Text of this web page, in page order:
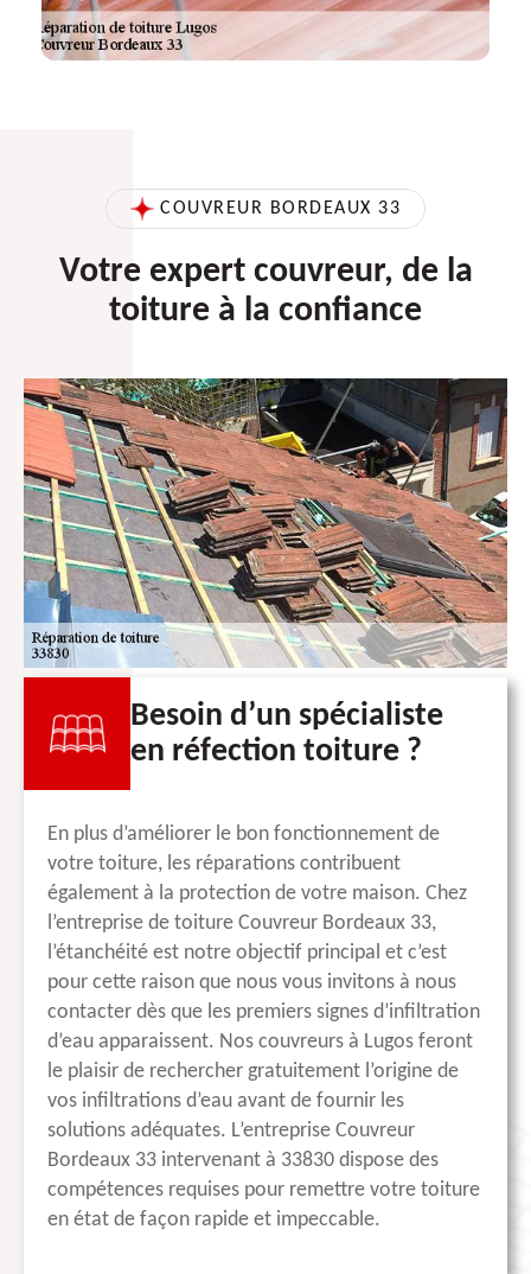
COUVREUR BORDEAUX 33
Votre expert couvreur, de la
toiture à la confiance
Besoin d’un spécialiste
en réfection toiture ?
En plus d’améliorer le bon fonctionnement de
votre toiture, les réparations contribuent
également à la protection de votre maison. Chez
l’entreprise de toiture Couvreur Bordeaux 33,
l’étanchéité est notre objectif principal et c’est
pour cette raison que nous vous invitons à nous
contacter dès que les premiers signes d’infiltration
d’eau apparaissent. Nos couvreurs à Lugos feront
le plaisir de rechercher gratuitement l’origine de
vos infiltrations d’eau avant de fournir les
solutions adéquates. L’entreprise Couvreur
Bordeaux 33 intervenant à 33830 dispose des
compétences requises pour remettre votre toiture
en état de façon rapide et impeccable.